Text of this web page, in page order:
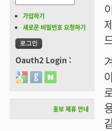
가입하기
새로운 비밀번호 요청하기
Oauth2 Login :
Login with Google
Login with GitHub
Login with Naver
홍보 제휴 안내